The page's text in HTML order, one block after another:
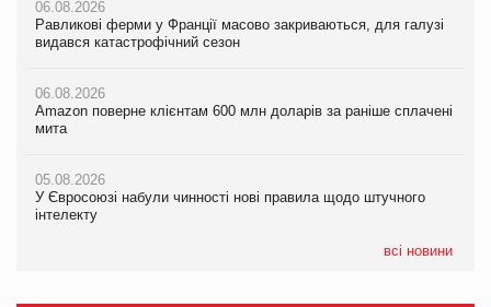
06.08.2026
Равликові ферми у Франції масово закриваються, для галузі
видався катастрофічний сезон
06.08.2026
Amazon поверне клієнтам 600 млн доларів за раніше сплачені
мита
05.08.2026
У Євросоюзі набули чинності нові правила щодо штучного
інтелекту
всі новини
06.08.2026
Равликові ферми у Франції масово закриваються, для галузі
видався катастрофічний сезон
06.08.2026
Amazon поверне клієнтам 600 млн доларів за раніше сплачені
мита
05.08.2026
У Євросоюзі набули чинності нові правила щодо штучного
інтелекту
06.08.2026
Amazon поверне клієнтам 600 млн доларів за раніше сплачені
мита
05.08.2026
У Євросоюзі набули чинності нові правила щодо штучного
інтелекту
05.08.2026
Рекламна платформа вимагає від Google компенсацію за
втрату 6,9 трлн рекламних показів